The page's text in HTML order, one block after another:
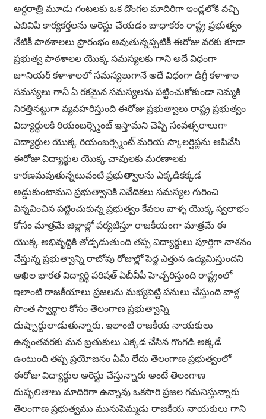
అర్ధరాత్రి మూడు గంటలకు ఒక దొంగల మాదిరిగా ఇండ్లలోకి వచ్చి
ఎబివిపి కార్యకర్తలను అరెస్టు చేయడం బాధాకరం రాష్ట్ర ప్రభుత్వం
నేటికీ పాఠశాలలు ప్రారంభం అవుతున్నప్పటికీ ఈరోజు వరకు కూడా
ప్రభుత్వ పాఠశాలల యొక్క సమస్యలకు గాని అదే విధంగా
జూనియర్ కళాశాలలో సమస్యలుగానే అదే విధంగా డిగ్రీ కళాశాల
సమస్యలు గానీ ఏ రకమైన సమస్యలను పట్టించుకోకుండా నిమ్మకి
నిరత్తినట్టుగా వ్యవహరిస్తుంది ఈరోజు ప్రభుత్వాలు రాష్ట్ర ప్రభుత్వం
విద్యార్థులకి రియంబర్స్మెంట్ ఇస్తామని చెప్పి సంవత్సరాలుగా
విద్యార్థుల యొక్క రియంబర్స్మెంట్ మరియ స్కాలర్షిప్లను ఆపివేసి
ఈరోజు విద్యార్థుల యొక్క చావులకు మరణాలకు
కారణమవుతున్నటువంటి ప్రభుత్వాలను ఎక్కడికక్కడ
అడ్డుకుంటామని ప్రభుత్వానికి నివేదికలు సమస్యల గురించి
విన్నవించిన పట్టించుకున్న ప్రభుత్వం కేవలం వాళ్ళ యొక్క స్వలాభం
కోసం మాత్రమే జిల్లాల్లో పర్యటిస్తూ రాజకీయంగా మాత్రమే ఈ
యొక్క అభివృద్ధికి తోడ్పడుతుంది తప్ప విద్యార్థులు పూర్తిగా నాశనం
చేస్తున్న ప్రభుత్వాన్ని రాబోవు రోజుల్లో పెద్ద ఎత్తున ఉద్యమిస్తుందని
అఖిల భారత విద్యార్థి పరిషత్ ఏబీవీపీ హెచ్చరిస్తుంది రాష్ట్రంలో
ఇలాంటి రాజకీయాలు ప్రజలను మభ్యపెట్టి పనులు చేస్తుంది వాళ్ల
సొంత స్వార్థాల కోసం తెలంగాణ ప్రభుత్వాన్ని
దుష్పార్దులాడుతున్నారు. ఇలాంటి రాజకీయ నాయకులు
ఉన్నంతవరకు మన బ్రతుకులు ఎక్కడ చేసిన గొంగడి అక్కడే
ఉంటుంది తప్ప ప్రయోజనం ఏమీ లేదు తెలంగాణ ప్రభుత్వంలో
ఈరోజు విద్యార్థుల అరెస్టు చేస్తున్నారు అంటే తెలంగాణ
దుష్ఫలితాలు మాదిరిగా ఉన్నావు ఒకసారి ప్రజల గమనిస్తున్నారు
తెలంగాణ ప్రభుత్వము మునుపెమ్మడు రాజకీయ నాయకులు గాని